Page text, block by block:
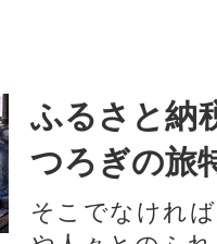
ふるさと納
つろぎの旅
そこでなけれ